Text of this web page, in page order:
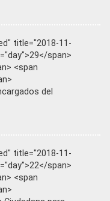
title="2018-11-
span>
<span
del
title="2018-11-
span>
<span